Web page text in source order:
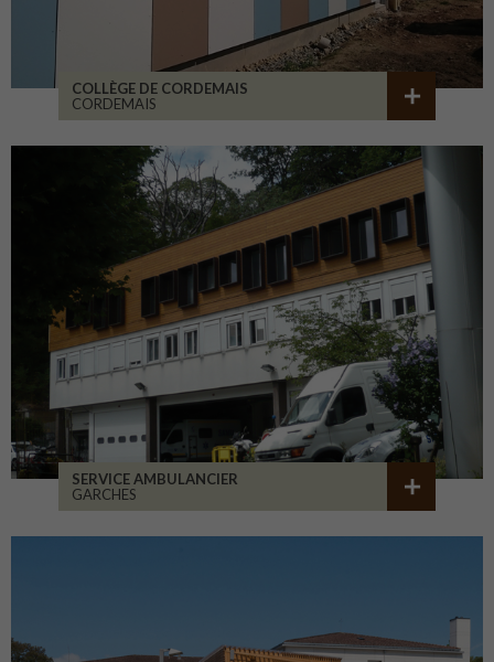
COLLÈGE DE CORDEMAIS
CORDEMAIS
SERVICE AMBULANCIER
GARCHES